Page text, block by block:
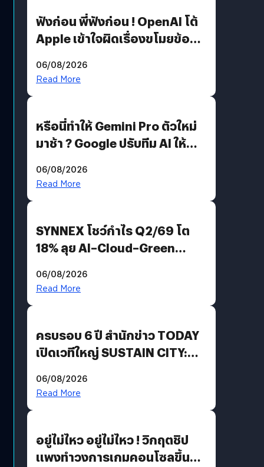
ฟังก่อน พี่ฟังก่อน ! OpenAI โต้
Apple เข้าใจผิดเรื่องขโมยข้อมูล
06/08/2026
Read More
หรือนี่ทำให้ Gemini Pro ตัวใหม่
มาช้า ? Google ปรับทีม AI ให้
AGI
06/08/2026
Read More
SYNNEX โชว์กำไร Q2/69 โต
18% ลุย AI–Cloud–Green
Revenue เร่งเครื่อง New
06/08/2026
Read More
ครบรอบ 6 ปี สำนักข่าว TODAY
เปิดเวทีใหญ่ SUSTAIN CITY:
แนวทางปรับตัวสู่เศรษฐกิจสี
06/08/2026
Read More
อยู่ไม่ไหว อยู่ไม่ไหว ! วิกฤตชิป
แพงทำวงการเกมคอนโซลขึ้น